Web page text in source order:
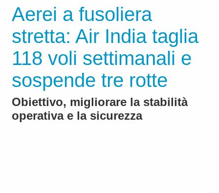
Aerei a fusoliera
stretta: Air India taglia
118 voli settimanali e
sospende tre rotte
Obiettivo, migliorare la stabilità
operativa e la sicurezza